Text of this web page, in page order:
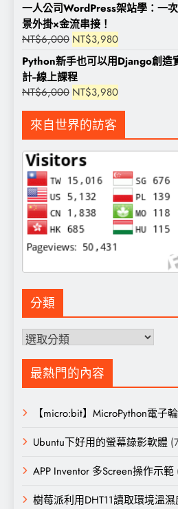
一人公司WordPress架站學：一
景外掛×金流串接！
NT$6,000 原
始
價
格：
NT$6,000。
NT$3,980目
前
價
格：
NT$3,980。
Python新手也可以用Django創造
計--線上課程
NT$6,000 原
價
格：
NT$6,000。
NT$3,980目
格：
NT$3,980。
來自世界的訪客
分類
分
最熱門的內容
【micro:bit】MicroPython電子
Ubuntu下好用的螢幕錄影軟體
APP Inventor 多Screen操作示範
樹莓派利用DHT11讀取環境溫